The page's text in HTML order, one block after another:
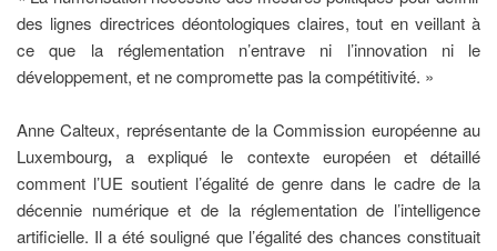
des lignes directrices déontologiques claires, tout en veillant à
ce que la réglementation n’entrave ni l’innovation ni le
développement, et ne compromette pas la compétitivité. »
Anne Calteux, représentante de la Commission européenne au
Luxembourg, a expliqué le contexte européen et détaillé
comment l’UE soutient l’égalité de genre dans le cadre de la
décennie numérique et de la réglementation de l’intelligence
artificielle. Il a été souligné que l’égalité des chances constituait